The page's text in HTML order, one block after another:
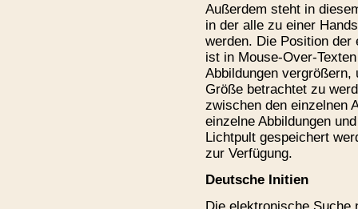
Außerdem steht in
in der alle zu einer
werden. Die Position der
ist in Mouse-Over-
Abbildungen
Größe betrachtet zu
zwischen den einzelnen
einzelne Abbildungen
Lichtpult gespeichert
zur Verfügung.
Deutsche Initien
Die elektronische Suche